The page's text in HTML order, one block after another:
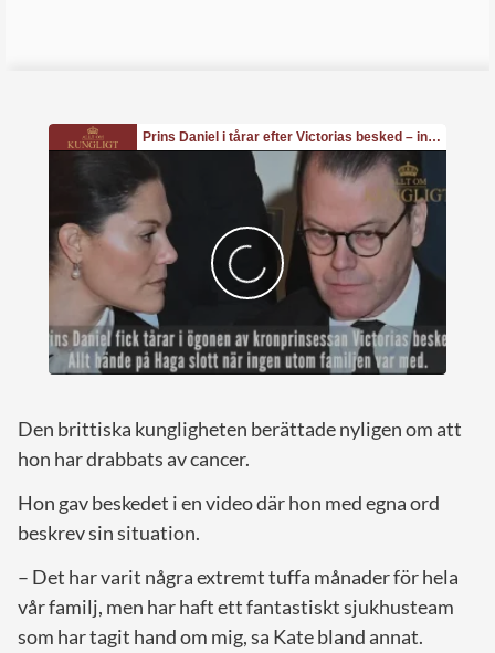
Den brittiska kungligheten berättade nyligen om att
hon har drabbats av cancer.
Hon gav beskedet i en video där hon med egna ord
beskrev sin situation.
– Det har varit några extremt tuffa månader för hela
vår familj, men har haft ett fantastiskt sjukhusteam
som har tagit hand om mig, sa Kate bland annat.